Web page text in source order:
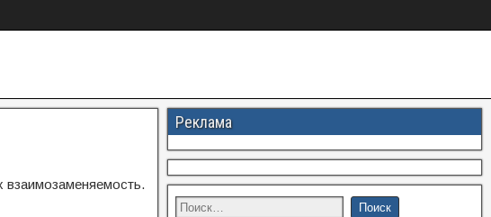
взаимозаменяемость.
Реклама